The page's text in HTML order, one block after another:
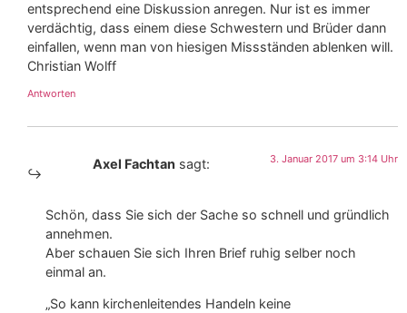
entsprechend eine Diskussion anregen. Nur ist es immer
verdächtig, dass einem diese Schwestern und Brüder dann
einfallen, wenn man von hiesigen Missständen ablenken will.
Christian Wolff
Antworten
Axel Fachtan sagt: 3. Januar 2017 um 3:14 Uhr
Schön, dass Sie sich der Sache so schnell und gründlich
annehmen.
Aber schauen Sie sich Ihren Brief ruhig selber noch
einmal an.
„So kann kirchenleitendes Handeln keine